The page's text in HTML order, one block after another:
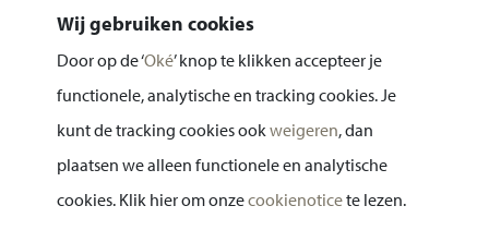
Privacy statement
Wij gebruiken cookies
Door op de ‘Oké’ knop te klikken accepteer je
functionele, analytische en tracking cookies. Je
kunt de tracking cookies ookweigeren, dan
plaatsen we alleen functionele en analytische
cookies. Klik hier om onzecookienoticete lezen.